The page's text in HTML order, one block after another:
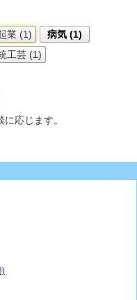
業 (1)
病気 (1)
工芸 (1)
応じます。